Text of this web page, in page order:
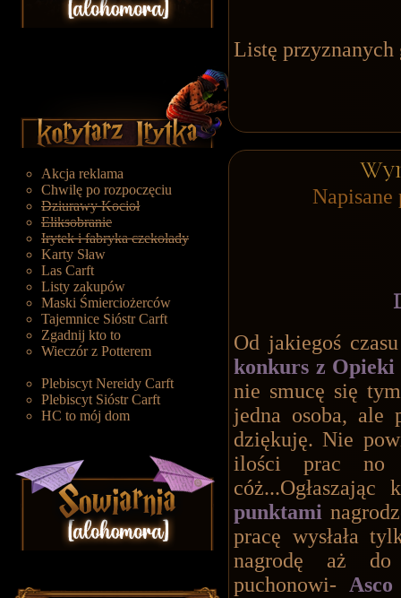
Akcja reklama
Chwilę po rozpoczęciu
Dziurawy Kocioł
Eliksobranie
Irytek i fabryka czekolady
Karty Sław
Las Carft
Listy zakupów
Maski Śmierciożerców
Tajemnice Sióstr Carft
Zgadnij kto to
Wieczór z Potterem
Plebiscyt Nereidy Carft
Plebiscyt Sióstr Carft
HC to mój dom
Listę
Napisane
Od jakiegoś
konkurs z
nie smucę się
jedna osoba, ale
dziękuję. Nie
ilości prac no
punktami
pracę wysłała
nagrodę aż
puchonowi-